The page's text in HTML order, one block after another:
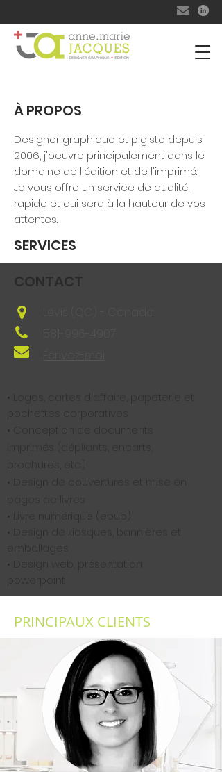
À PROPOS
Designer graphique et pigiste depuis
2006, j'oeuvre principalement dans le
domaine de l'édition et de l'imprimé.
Je vous offre un service de qualité,
rapide et qui sera à la hauteur de vos
attentes.
SERVICES
CONTACT
• Logos, cartes d'affaire, papeterie et
• Conception de documents
• Design de couvertures et mise en
• Livre numérique (epub)
• Design de kiosques, bannières et
• Design web, présentation
PRINCIPAUX CLIENTS